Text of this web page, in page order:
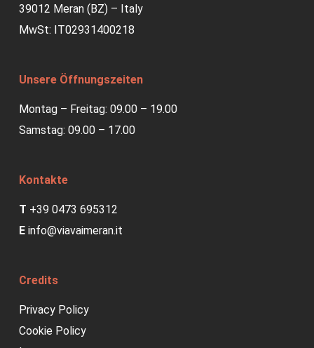
39012 Meran (BZ) – Italy
MwSt: IT02931400218
Unsere Öffnungszeiten
Montag – Freitag: 09.00 – 19.00
Samstag: 09.00 – 17.00
Kontakte
T +39 0473 695312
E info@viavaimeran.it
Credits
Privacy Policy
Cookie Policy